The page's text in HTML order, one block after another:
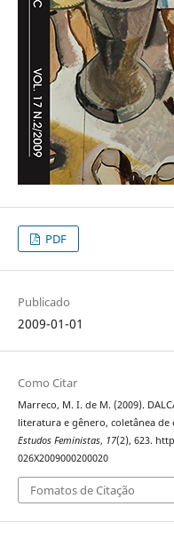
PDF
Publicado
2009-01-01
Como Citar
Marreco, M. I. de M. (2009).
literatura e gênero, coletânea
Estudos Feministas, 17(2), 623.
026X2009000200020
Fomatos de Citação